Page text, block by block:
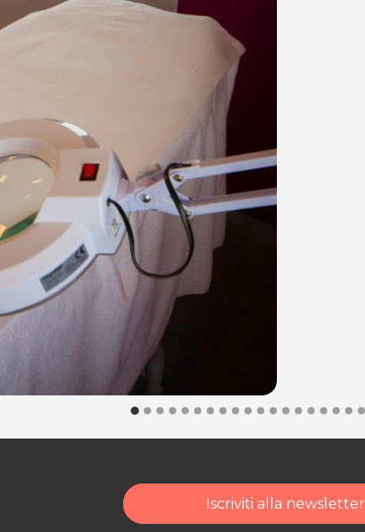
Iscriviti alla newsletter